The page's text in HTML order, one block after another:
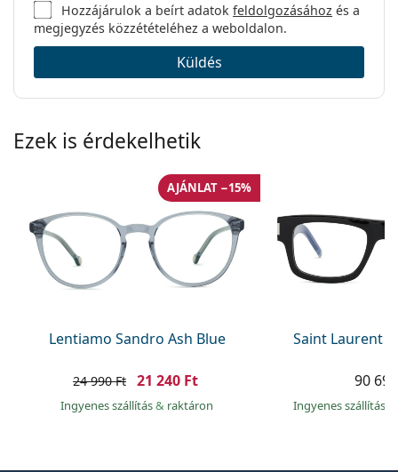
Hozzájárulok a beírt adatokfeldolgozásához és a
megjegyzés közzétételéhez a weboldalon.
Küldés
Ezek is érdekelhetik
Lentiamo Sandro Ash Blue
AJÁNLAT −15%
24 990 Ft 21 240 Ft
Ingyenes szállítás& raktáron
Saint Laurent
90
Ingyenes szállítás